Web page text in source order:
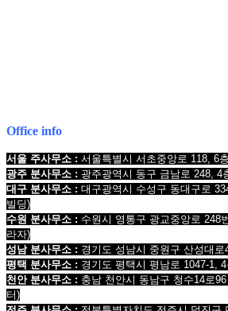
Office info
서울 주사무소 : 서울특별시 서초중앙로 118, 6층
광주 분사무소 : 광주광역시 동구 금남로 248, 4
대구 분사무소 : 대구광역시 수성구 동대구로
빌딩)
수원 분사무소 : 수원시 영통구 광교중앙로 248
라자)
성남 분사무소 : 경기도 성남시 중원구 산성대로
평택 분사무소 : 경기도 평택시 평남로 1047-1, 4
천안 분사무소 : 충남 천안시 동남구 청수14로96
터)